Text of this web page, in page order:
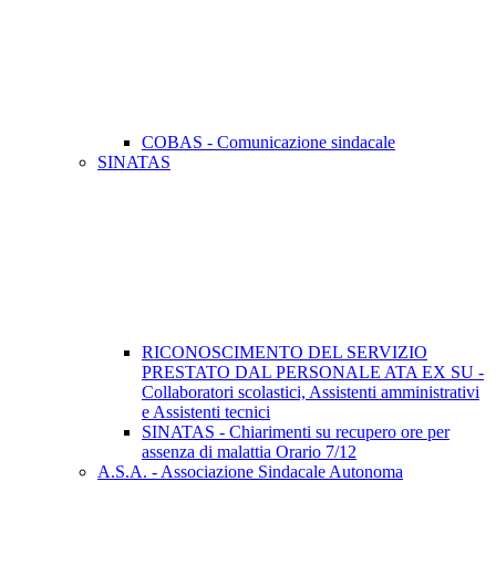
COBAS - Comunicazione sindacale
SINATAS
RICONOSCIMENTO DEL SERVIZIO
PRESTATO DAL PERSONALE ATA EX SU -
Collaboratori scolastici, Assistenti amministrativi
e Assistenti tecnici
SINATAS - Chiarimenti su recupero ore per
assenza di malattia Orario 7/12
A.S.A. - Associazione Sindacale Autonoma